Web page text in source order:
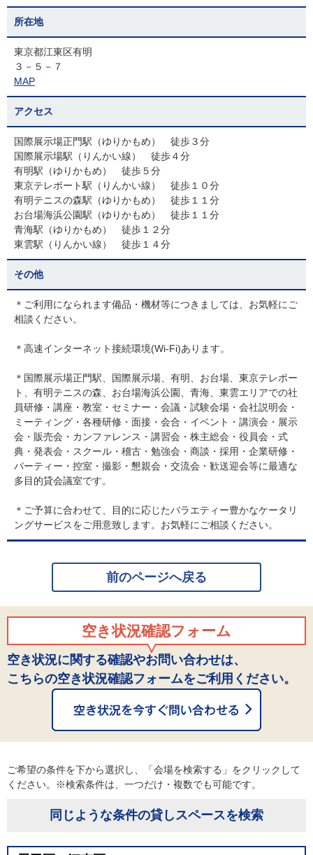
所在地
東京都江東区有明
３－５－７
MAP
アクセス
国際展示場正門駅（ゆりかもめ） 徒歩３分
国際展示場駅（りんかい線） 徒歩４分
有明駅（ゆりかもめ） 徒歩５分
東京テレポート駅（りんかい線） 徒歩１０分
有明テニスの森駅（ゆりかもめ） 徒歩１１分
お台場海浜公園駅（ゆりかもめ） 徒歩１１分
青海駅（ゆりかもめ） 徒歩１２分
東雲駅（りんかい線） 徒歩１４分
その他
＊ご利用になられます備品・機材等につきましては、お気軽にご
相談ください。
＊高速インターネット接続環境(Wi-Fi)あります。
＊国際展示場正門駅、国際展示場、有明、お台場、東京テレポー
ト、有明テニスの森、お台場海浜公園、青海、東雲エリアでの社
員研修・講座・教室・セミナー・会議・試験会場・会社説明会・
ミーティング・各種研修・面接・会合・イベント・講演会・展示
会・販売会・カンファレンス・講習会・株主総会・役員会・式
典・発表会・スクール・稽古・勉強会・商談・採用・企業研修・
パーティー・控室・撮影・懇親会・交流会・歓送迎会等に最適な
多目的貸会議室です。
＊ご予算に合わせて、目的に応じたバラエティー豊かなケータリ
ングサービスをご用意致します。お気軽にご相談ください。
前のページへ戻る
空き状況確認フォーム
空き状況に関する確認やお問い合わせは、
こちらの空き状況確認フォームをご利用ください。
ご希望の条件を下から選択し、「会場を検索する」をクリックして
ください。※検索条件は、一つだけ・複数でも可能です。
同じような条件の貸しスペースを検索